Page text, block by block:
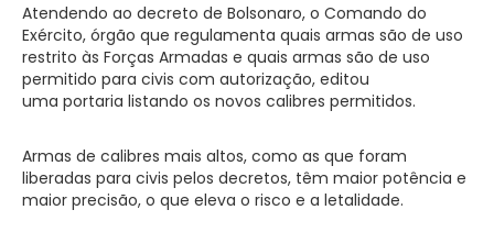
Atendendo ao decreto de Bolsonaro, o Comando do
Exército, órgão que regulamenta quais armas são de uso
restrito às Forças Armadas e quais armas são de uso
permitido para civis com autorização, editou
uma portaria listando os novos calibres permitidos.
Armas de calibres mais altos, como as que foram
liberadas para civis pelos decretos, têm maior potência e
maior precisão, o que eleva o risco e a letalidade.